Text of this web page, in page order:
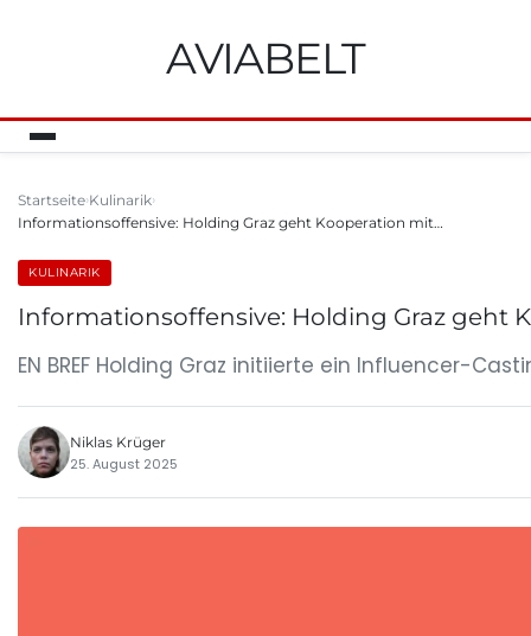
AVIABELT
Startseite Kulinarik
Informationsoffensive: Holding Graz geht Kooperation mit…
KULINARIK
Informationsoffensive: Holding Graz geht
EN BREF Holding Graz initiierte ein Influencer-
Niklas Krüger
25. August 2025